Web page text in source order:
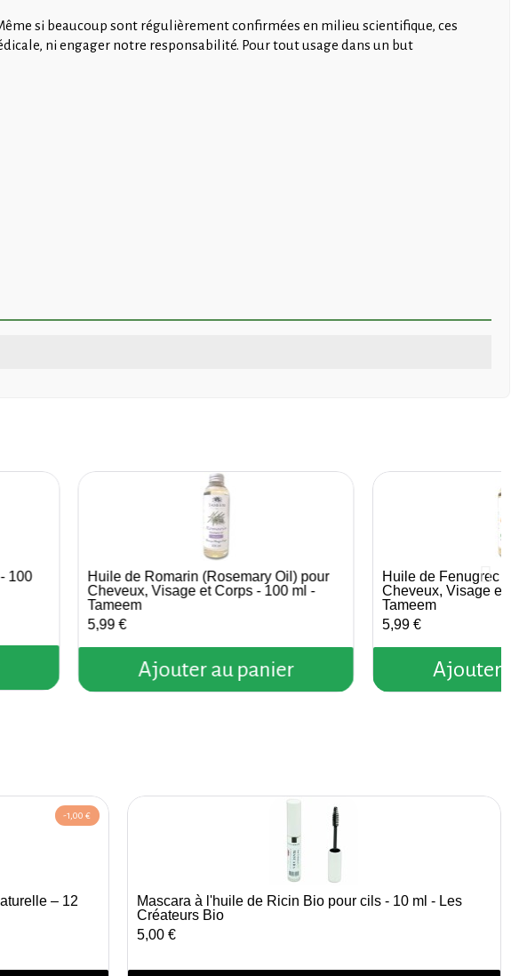
si beaucoup sont régulièrement confirmées en milieu scientifique, ces
ni engager notre responsabilité. Pour tout usage dans un but
100
Aperçu rapide
Huile de Romarin (Rosemary Oil) pour
Cheveux, Visage et Corps - 100 ml -
Tameem
5,99 €
Ajouter au panier
Aperçu
Huile de Fenugrec
Cheveux, Visage et
Tameem
5,99 €
Ajouter
-1,00 €
– 12
Aperçu rapide
Mascara à l'huile de Ricin Bio pour cils - 10 ml - Les
Créateurs Bio
5,00 €